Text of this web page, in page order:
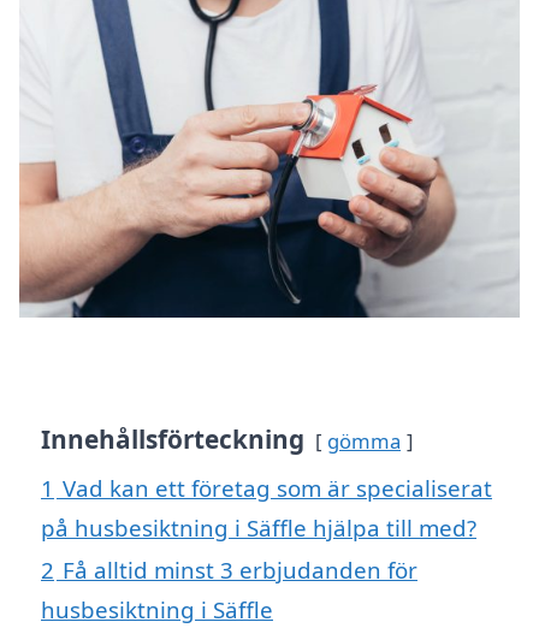
Innehållsförteckning gömma
1 Vad kan ett företag som är specialiserat
på husbesiktning i Säffle hjälpa till med?
2 Få alltid minst 3 erbjudanden för
husbesiktning i Säffle